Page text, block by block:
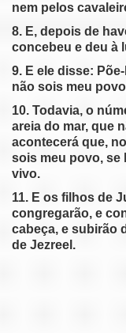
nem pelos
8. E, depois de
concebeu e deu à
9. E ele disse:
não sois meu
10. Todavia, o
areia do mar, que
acontecerá que,
sois meu povo, se
vivo.
11. E os filhos de
congregarão, e
cabeça, e subirão
de Jezreel.